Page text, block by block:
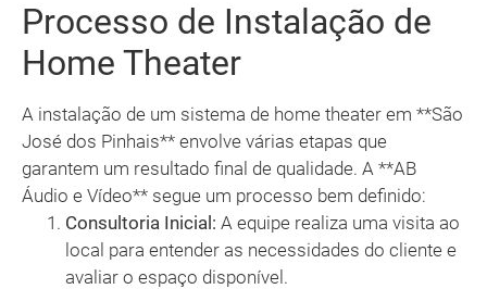
Processo de Instalação de
Home Theater
A instalação de um sistema de home theater em **São
José dos Pinhais** envolve várias etapas que
garantem um resultado final de qualidade. A **AB
Áudio e Vídeo** segue um processo bem definido:
Consultoria Inicial: A equipe realiza uma visita ao
local para entender as necessidades do cliente e
avaliar o espaço disponível.